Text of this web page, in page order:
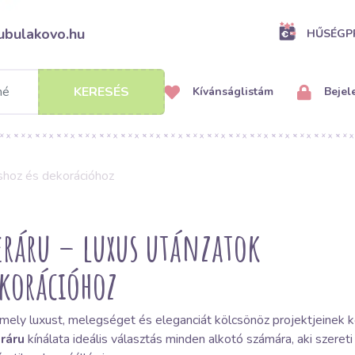
KERESÉS Kívánságlistám
és dekorációhoz
– luxus utánzatok
luxust, melegséget és eleganciát kölcsönöz projektjeinek
kínálata ideális választás minden alkotó számára, aki